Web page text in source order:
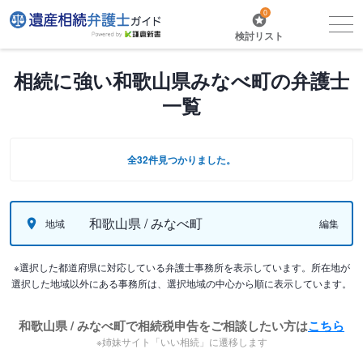
0
検討リスト
相続に強い和歌山県みなべ町の弁護士
一覧
全32件見つかりました。
地域 和歌山県 / みなべ町 編集
※選択した都道府県に対応している弁護士事務所を表示しています。所在地が
選択した地域以外にある事務所は、選択地域の中心から順に表示しています。
和歌山県 / みなべ町で相続税申告をご相談したい方はこちら
※姉妹サイト「いい相続」に遷移します